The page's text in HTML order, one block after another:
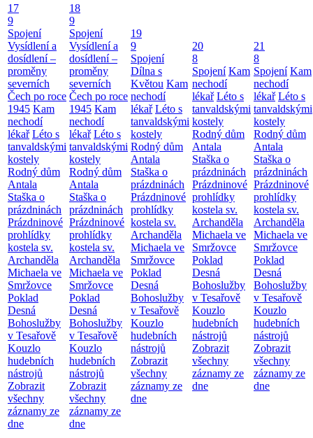
17
9
Spojení
Vysídlení a
dosídlení –
proměny
severních
Čech po roce
1945 Kam
nechodí
lékař Léto s
tanvaldskými
kostely
Rodný dům
Antala
Staška o
prázdninách
Prázdninové
prohlídky
kostela sv.
Archanděla
Michaela ve
Smržovce
Poklad
Desná
Bohoslužby
v Tesařově
Kouzlo
hudebních
nástrojů
Zobrazit
všechny
záznamy ze
dne
18
9
Spojení
Vysídlení a
dosídlení –
proměny
severních
Čech po roce
1945 Kam
nechodí
lékař Léto s
tanvaldskými
kostely
Rodný dům
Antala
Staška o
prázdninách
Prázdninové
prohlídky
kostela sv.
Archanděla
Michaela ve
Smržovce
Poklad
Desná
Bohoslužby
v Tesařově
Kouzlo
hudebních
nástrojů
Zobrazit
všechny
záznamy ze
dne
19
9
Spojení
Dílna s
Květou Kam
nechodí
lékař Léto s
tanvaldskými
kostely
Rodný dům
Antala
Staška o
prázdninách
Prázdninové
prohlídky
kostela sv.
Archanděla
Michaela ve
Smržovce
Poklad
Desná
Bohoslužby
v Tesařově
Kouzlo
hudebních
nástrojů
Zobrazit
všechny
záznamy ze
dne
20
8
Spojení Kam
nechodí
lékař Léto s
tanvaldskými
kostely
Rodný dům
Antala
Staška o
prázdninách
Prázdninové
prohlídky
kostela sv.
Archanděla
Michaela ve
Smržovce
Poklad
Desná
Bohoslužby
v Tesařově
Kouzlo
hudebních
nástrojů
Zobrazit
všechny
záznamy ze
dne
21
8
Spojení Kam
nechodí
lékař Léto s
tanvaldskými
kostely
Rodný dům
Antala
Staška o
prázdninách
Prázdninové
prohlídky
kostela sv.
Archanděla
Michaela ve
Smržovce
Poklad
Desná
Bohoslužby
v Tesařově
Kouzlo
hudebních
nástrojů
Zobrazit
všechny
záznamy ze
dne